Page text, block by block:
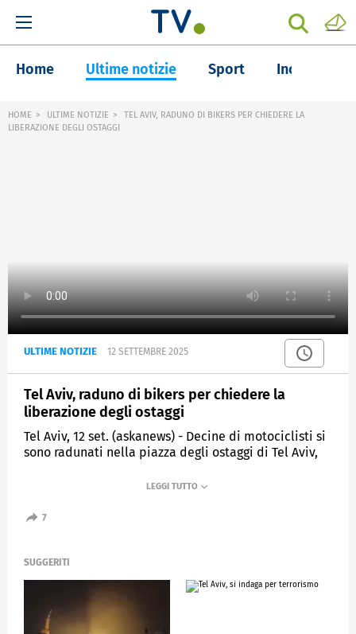
Home Ultime notizie Sport Inchieste
HOME ULTIME NOTIZIE
TEL AVIV, RADUNO DI BIKERS PER CHIEDERE LA
LIBERAZIONE DEGLI OSTAGGI
ULTIME NOTIZIE 12 SETTEMBRE 2025
Tel Aviv, raduno di bikers per chiedere la
liberazione degli ostaggi
Tel Aviv, 12 set. (askanews) - Decine di motociclisti si
sono radunati nella piazza degli ostaggi di Tel Aviv,
foto di quanti sono ancora nelle mani di Hamas.
Haifa a Beeri, per chiedere un accordo per il ritorno
"È importante mantenere viva l'attenzione
dell'opinione pubblica sugli ostaggi. È importante
far sentire la loro voce, quella che loro stessi non
possono far sentire, e riportarli a casa adesso",
hanno detto alcuni dei partecipanti al raduno.
7
SUGGERITI